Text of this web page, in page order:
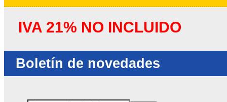
IVA 21% NO INCLUIDO
Boletín de novedades